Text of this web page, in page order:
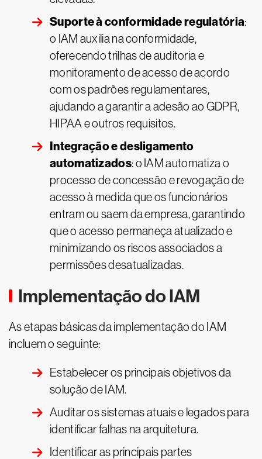
Suporte à conformidade regulatória:
o IAM auxilia na conformidade,
oferecendo trilhas de auditoria e
monitoramento de acesso de acordo
com os padrões regulamentares,
ajudando a garantir a adesão ao GDPR,
HIPAA e outros requisitos.
Integração e desligamento
automatizados: o IAM automatiza o
processo de concessão e revogação de
acesso à medida que os funcionários
entram ou saem da empresa, garantindo
que o acesso permaneça atualizado e
minimizando os riscos associados a
permissões desatualizadas.
Implementação do IAM
As etapas básicas da implementação do IAM
incluem o seguinte:
Estabelecer os principais objetivos da
solução de IAM.
Auditar os sistemas atuais e legados para
identificar falhas na arquitetura.
Identificar as principais partes